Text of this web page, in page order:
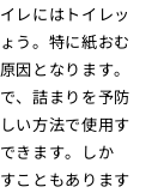
レにはトイレッ
う。特に紙おむ
因となります。
、詰まりを予防
い方法で使用す
きます。しか
こともあります